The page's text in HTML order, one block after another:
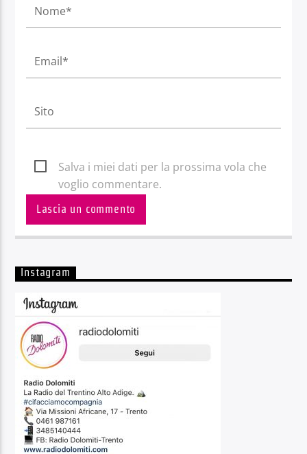
Salva i miei dati per la prossima vola che
voglio commentare.
Instagram